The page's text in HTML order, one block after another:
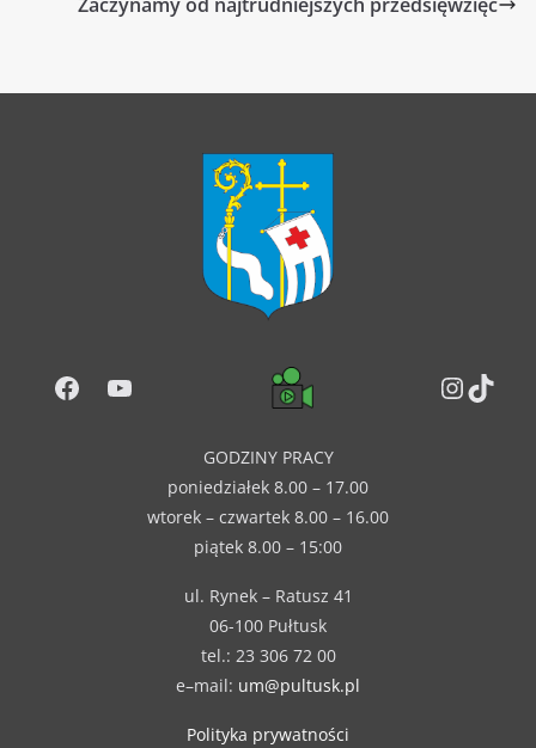
Facebook
YouTube
GODZINY PRACY
poniedziałek 8.00 – 17.00
wtorek – czwartek 8.00 – 16.00
piątek 8.00 – 15:00
ul. Rynek – Ratusz 41
06-100 Pułtusk
tel.: 23 306 72 00
e–mail: um@pultusk.pl
Polityka prywatności